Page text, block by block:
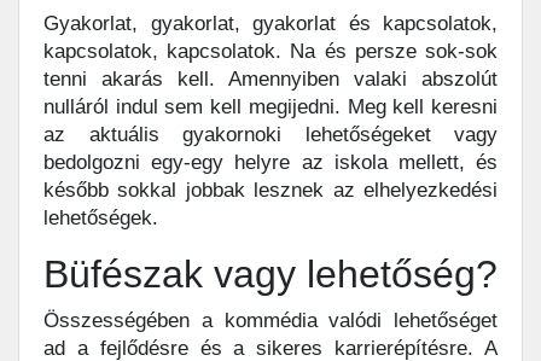
Gyakorlat, gyakorlat, gyakorlat és kapcsolatok,
kapcsolatok, kapcsolatok. Na és persze sok-sok
tenni akarás kell. Amennyiben valaki abszolút
nulláról indul sem kell megijedni. Meg kell keresni
az aktuális gyakornoki lehetőségeket vagy
bedolgozni egy-egy helyre az iskola mellett, és
később sokkal jobbak lesznek az elhelyezkedési
lehetőségek.
Büfészak vagy lehetőség?
Összességében a kommédia valódi lehetőséget
ad a fejlődésre és a sikeres karrierépítésre. A